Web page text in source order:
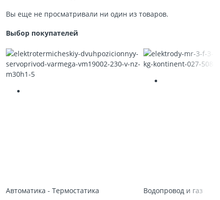
Вы еще не просматривали ни один из товаров.
Выбор покупателей
Автоматика - Термостатика Водопровод и газ